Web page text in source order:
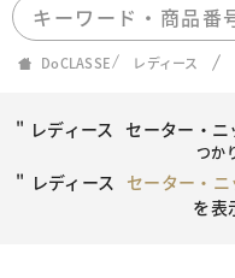
DoCLASSE レディース
" レディース セーター・ニ
つか
" レディース セーター・ニ
を表